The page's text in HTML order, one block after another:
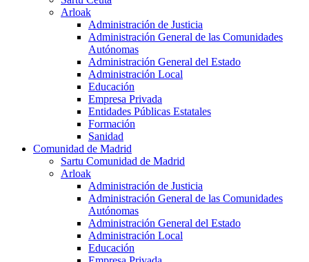
Arloak
Administración de Justicia
Administración General de las Comunidades
Autónomas
Administración General del Estado
Administración Local
Educación
Empresa Privada
Entidades Públicas Estatales
Formación
Sanidad
Comunidad de Madrid
Sartu Comunidad de Madrid
Arloak
Administración de Justicia
Administración General de las Comunidades
Autónomas
Administración General del Estado
Administración Local
Educación